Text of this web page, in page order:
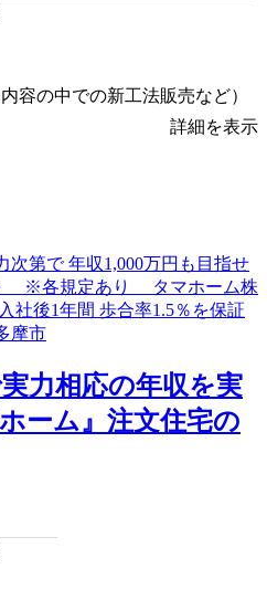
容の中での新工法販売など）
詳細を表示
力相応の年収を実
ーム』注文住宅の